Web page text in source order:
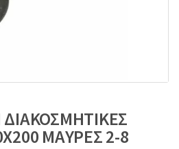
ΜΑΥΡΕΣ 2-8